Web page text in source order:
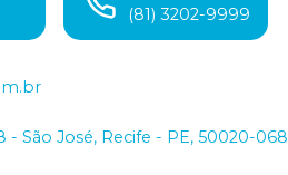
(81) 3202-9999
- São José, Recife - PE, 50020-068